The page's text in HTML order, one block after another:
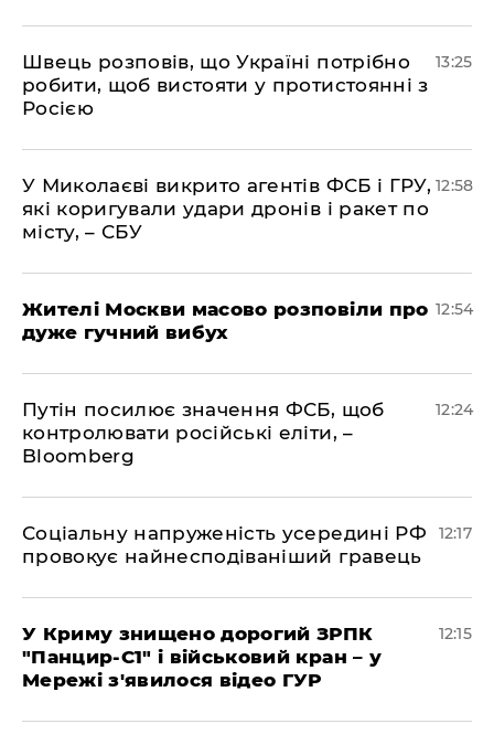
Швець розповів, що Україні потрібно
робити, щоб вистояти у протистоянні з
Росією
13:25
У Миколаєві викрито агентів ФСБ і ГРУ,
які коригували удари дронів і ракет по
місту, – СБУ
12:58
Жителі Москви масово розповіли про
дуже гучний вибух
12:54
Путін посилює значення ФСБ, щоб
контролювати російські еліти, –
Bloomberg
12:24
Соціальну напруженість усередині РФ
провокує найнесподіваніший гравець
12:17
У Криму знищено дорогий ЗРПК
"Панцир-С1" і військовий кран – у
Мережі з'явилося відео ГУР
12:15